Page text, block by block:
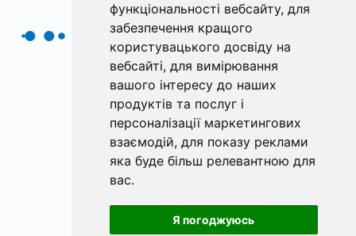
функціональності вебсайту, для
забезпечення кращого
користувацького досвіду на
вебсайті, для вимірювання
вашого інтересу до наших
продуктів та послуг і
персоналізації маркетингових
взаємодій, для показу реклами
яка буде більш релевантною для
вас.
Я погоджуюсь